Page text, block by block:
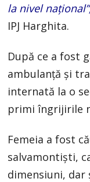
la nivel
IPJ Harghita.
După ce a fost
ambulanţă şi
internată la o
primi îngrijirile
Femeia a fost
salvamontişti,
dimensiuni, dar